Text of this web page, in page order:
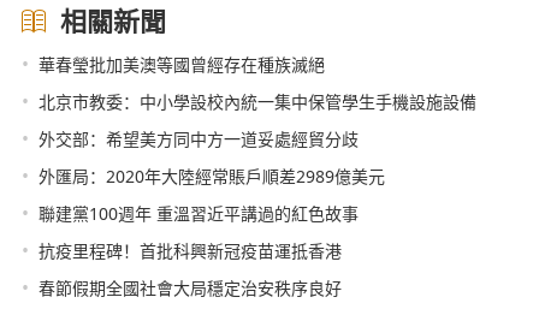
相關新聞
• 華春瑩批加美澳等國曾經存在種族滅絕
• 北京市教委：中小學設校內統一集中保管學生手機設施設備
• 外交部：希望美方同中方一道妥處經貿分歧
• 外匯局：2020年大陸經常賬戶順差2989億美元
• 聯建黨100週年 重溫習近平講過的紅色故事
• 抗疫里程碑！首批科興新冠疫苗運抵香港
• 春節假期全國社會大局穩定治安秩序良好